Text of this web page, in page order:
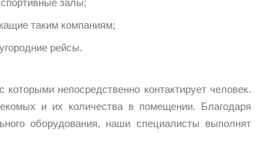
залы;
таким компаниям;
рейсы.
непосредственно контактирует человек.
и их количества в помещении. Благодаря
оборудования, наши специалисты выполнят